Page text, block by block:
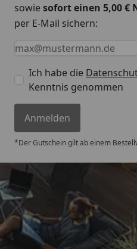
sowiesofort einen 5,00 €
per E-Mail sichern:
Keine Eingabe erforderlich
Eingabe erforderlich
E-Mail *
Ich habe die
Kenntnis genommen
Anmelden
*Der Gutschein gilt ab einem
Trusted